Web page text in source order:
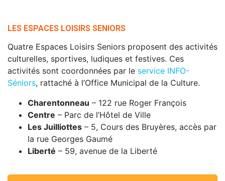
LES ESPACES LOISIRS SENIORS
Quatre Espaces Loisirs Seniors proposent des activités
culturelles, sportives, ludiques et festives. Ces
activités sont coordonnées par le service INFO-
Séniors, rattaché à l’Office Municipal de la Culture.
Charentonneau – 122 rue Roger François
Centre – Parc de l’Hôtel de Ville
Les Juilliottes – 5, Cours des Bruyères, accès par
la rue Georges Gaumé
Liberté – 59, avenue de la Liberté